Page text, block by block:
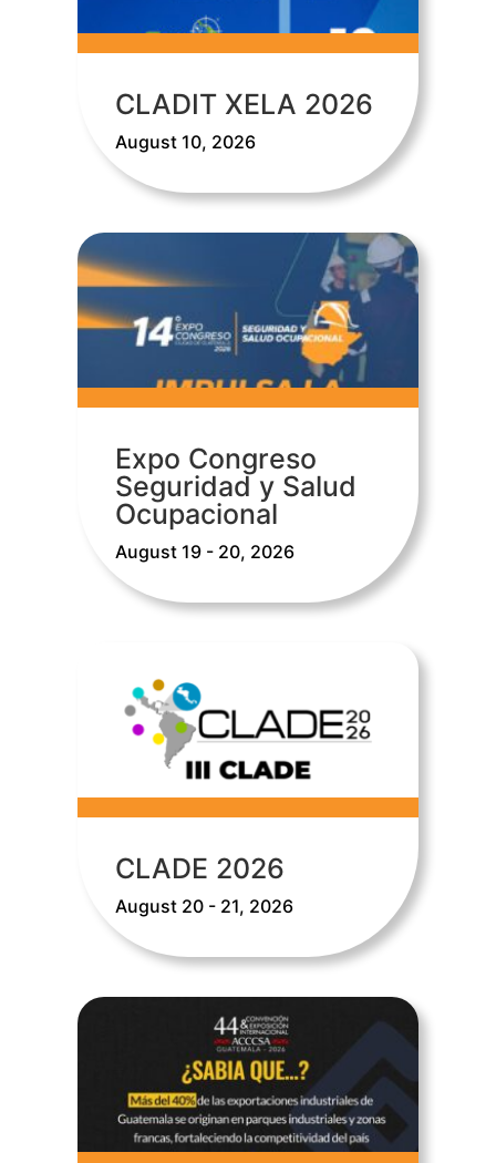
CLADIT XELA 2026
August 10, 2026
Expo Congreso
Seguridad y Salud
Ocupacional
August 19 - 20, 2026
CLADE 2026
August 20 - 21, 2026